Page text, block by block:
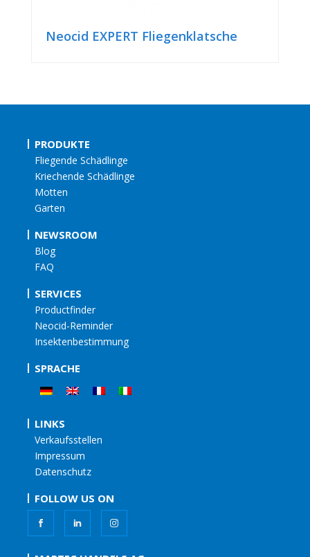
Neocid EXPERT Fliegenklatsche
PRODUKTE
Fliegende Schädlinge
Kriechende Schädlinge
Motten
Garten
NEWSROOM
Blog
FAQ
SERVICES
Productfinder
Neocid-Reminder
Insektenbestimmung
SPRACHE
LINKS
Verkaufsstellen
Impressum
Datenschutz
FOLLOW US ON